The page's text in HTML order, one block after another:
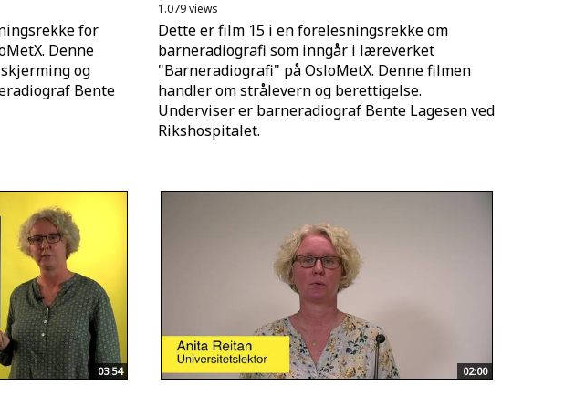
for
Denne
og
Bente
1.079 views
Dette er film 15 i en forelesningsrekke om
barneradiografi som inngår i læreverket
"Barneradiografi" på OsloMetX. Denne filmen
handler om strålevern og berettigelse.
Underviser er barneradiograf Bente Lagesen ved
Rikshospitalet.
03:54 02:00